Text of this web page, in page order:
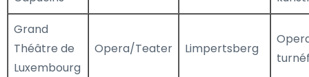
Grand
Théâtre de
Luxembourg
Opera/Teater Limpertsberg